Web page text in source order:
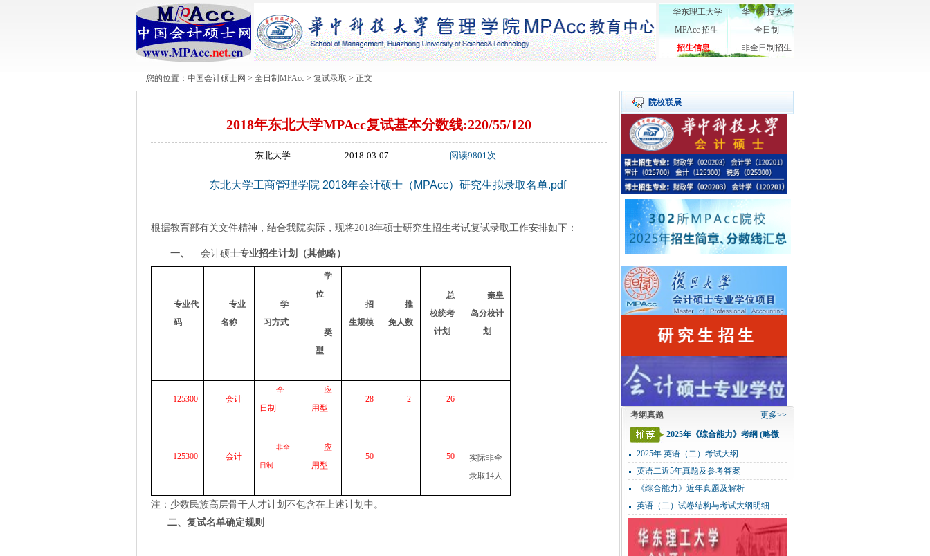
华东理工大学
华中科技大学
MPAcc 招生
全日制
招生信息
非全日制招生
您的位置： 中国会计硕士网 > 全日制MPAcc > 复试录取 > 正文
2018年东北大学MPAcc复试基本分数线:220/55/120
东北大学 2018-03-07 阅读9801次
东北大学工商管理学院 2018年会计硕士（MPAcc）研究生拟录取名单.pdf
根据教育部有关文件精神，结合我院实际，现将2018年硕士研究生招生考试复试录取工作安排如下：
一、 会计硕士专业招生计划（其他略）
专业代
码
专业
名称
学
习方式
学
位
类
型
招
生规模
推
免人数
总
校统考
计划
秦皇
岛分校计
划
125300 会计
全
日制
应
用型
28 2 26
125300 会计
非全
日制
应
用型
50 50
实际非全
录取14人
注： 少数民族高层骨干人才计划不包含在上述计划中。
二、复试名单确定规则
院校联展
考纲真题
更多>>
2025年《综合能力》考纲 (略微
变化)
2025年 英语（二）考试大纲
英语二近5年真题及参考答案
《综合能力》近年真题及解析
英语（二）试卷结构与考试大纲明细